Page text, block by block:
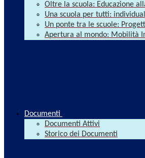
Oltre la scuola: Educazione
Una scuola per tutti:
Un ponte tra le scuole:
Apertura al mondo: Mobilità
Documenti
Documenti Attivi
Storico dei Documenti